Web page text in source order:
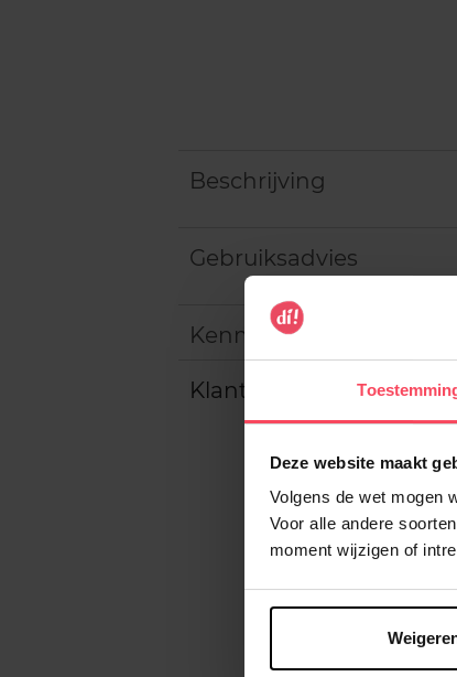
Deze website maakt
Volgens de wet mogen
Voor alle andere
moment wijzigen of
Beschrijving
Gebruiksadvies
Kenmerken
Klantereview